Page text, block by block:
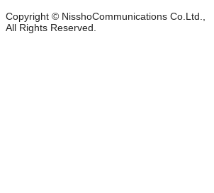
Copyright © NisshoCommunications Co.Ltd.,
All Rights Reserved.